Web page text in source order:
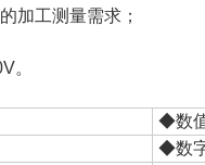
加工测量需求；
。
◆数
◆数